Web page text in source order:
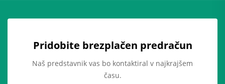
Pridobite brezplačen predračun
Naš predstavnik vas bo kontaktiral v najkrajšem
času.